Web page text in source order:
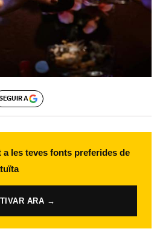
A
les teves fonts preferides de
ARA →